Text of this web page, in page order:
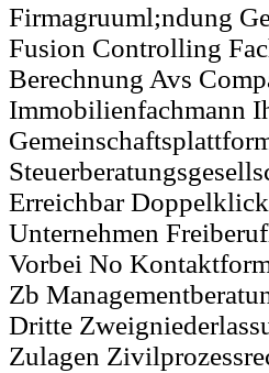
Firmagruuml;ndung
Fusion Controlling
Berechnung Avs
Immobilienfachmann
Erreichbar
Unternehmen
Vorbei No
Zb
Dritte
Zulagen